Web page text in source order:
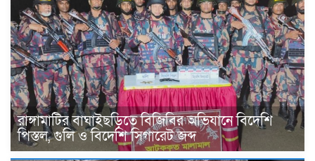
রাঙ্গামাটির বাঘাইছড়িতে বিজিবির অভিযানে বিদেশি
পিস্তল, গুলি ও বিদেশি সিগারেট জব্দ